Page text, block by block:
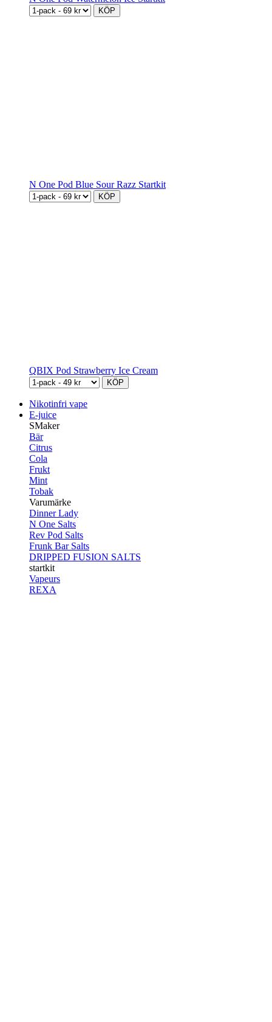
KÖP
N One Pod Blue Sour Razz Startkit
KÖP
QBIX Pod Strawberry Ice Cream
KÖP
Nikotinfri vape
E-juice
SMaker
Bär
Citrus
Cola
Frukt
Mint
Tobak
Varumärke
Dinner Lady
N One Salts
Rev Pod Salts
Frunk Bar Salts
DRIPPED FUSION SALTS
startkit
Vapeurs
REXA